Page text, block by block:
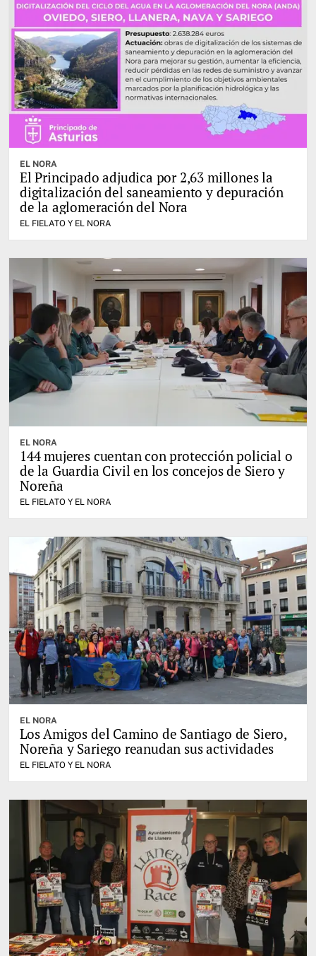
EL NORA
El Principado adjudica por 2,63 millones la
digitalización del saneamiento y depuración
de la aglomeración del Nora
EL FIELATO Y EL NORA
EL NORA
144 mujeres cuentan con protección policial o
de la Guardia Civil en los concejos de Siero y
Noreña
EL FIELATO Y EL NORA
EL NORA
Los Amigos del Camino de Santiago de Siero,
Noreña y Sariego reanudan sus actividades
EL FIELATO Y EL NORA